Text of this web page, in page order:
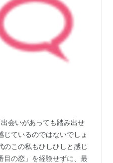
会いがあっても踏み出せ
じているのではないでしょ
のこの私もひしひしと感じ
目の恋」を経験せずに、最